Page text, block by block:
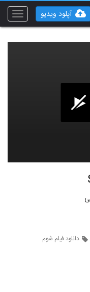
Toggle
آپلود ویدیو
دانلود فیلم شوم